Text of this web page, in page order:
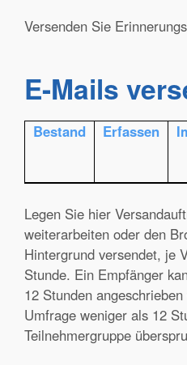
Versenden Sie
E-Mails
Bestand Erfassen
Legen Sie hier
weiterarbeiten oder den
Hintergrund versendet, je
Stunde. Ein Empfänger
12 Stunden
Umfrage weniger als 12
Teilnehmergruppe